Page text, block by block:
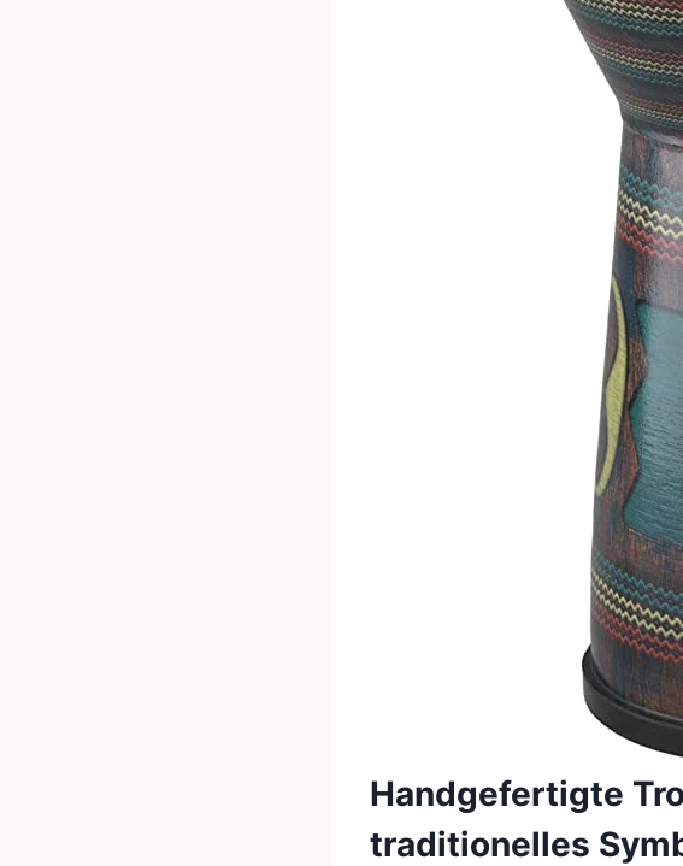
Handgefertigte
traditionelles